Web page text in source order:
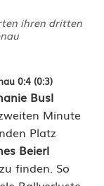
ihren dritten
0:4 (0:3)
Busl
Minute
Platz
Beierl
finden. So